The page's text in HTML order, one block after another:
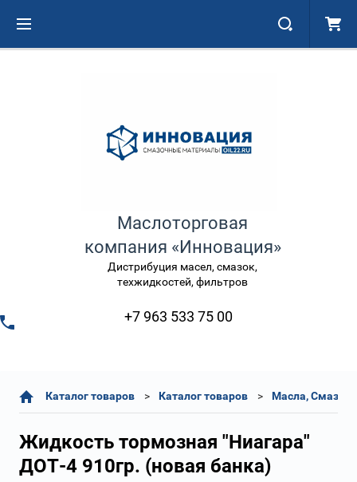
Маслоторговая
компания «Инновация»
Дистрибуция масел, смазок,
техжидкостей, фильтров
+7 963 533 75 00
Каталог товаров Каталог товаров Масла,
Жидкость тормозная "Ниагара"
ДОТ-4 910гр. (новая банка)